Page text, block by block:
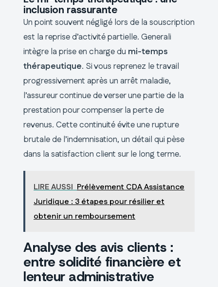
inclusion rassurante
Un point souvent négligé lors de la souscription
est la reprise d’activité partielle. Generali
intègre la prise en charge du mi-temps
thérapeutique. Si vous reprenez le travail
progressivement après un arrêt maladie,
l’assureur continue de verser une partie de la
prestation pour compenser la perte de
revenus. Cette continuité évite une rupture
brutale de l’indemnisation, un détail qui pèse
dans la satisfaction client sur le long terme.
LIRE AUSSI Prélèvement CDA Assistance
Juridique : 3 étapes pour résilier et
obtenir un remboursement
Analyse des avis clients :
entre solidité financière et
lenteur administrative